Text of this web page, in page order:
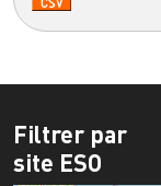
Filtrer par
site ESO